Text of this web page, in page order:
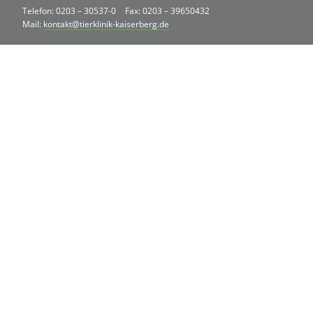
Telefon: 0203 – 30537-0
Fax: 0203 – 39650432
Mail: kontakt@tierklinik-kaiserberg.de